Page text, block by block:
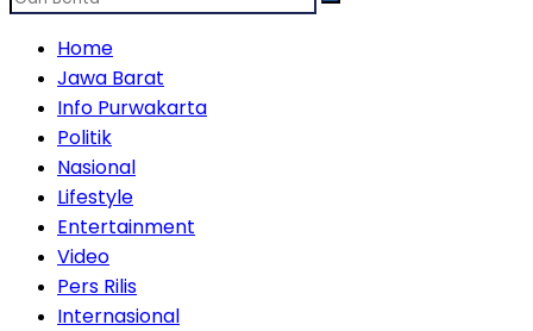
Home
Jawa Barat
Info Purwakarta
Politik
Nasional
Lifestyle
Entertainment
Video
Pers Rilis
Internasional